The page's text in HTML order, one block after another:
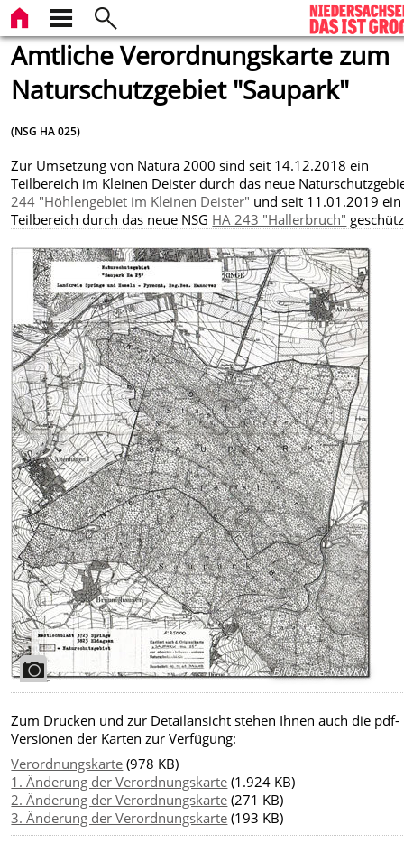
Amtliche Verordnungskarte zum
Naturschutzgebiet "Saupark"
(NSG HA 025)
Zur Umsetzung von Natura 2000 sind seit 14.12.2018 ein
Teilbereich im Kleinen Deister durch das neue
244 "Höhlengebiet im Kleinen Deister" und seit 11.01.2019 ein
Teilbereich durch das neue NSG HA 243 "Hallerbruch"
Bildrechte:NLWKN
Zum Drucken und zur Detailansicht stehen Ihnen auch die pdf-
Versionen der Karten zur Verfügung:
Verordnungskarte (978 KB)
1. Änderung der Verordnungskarte (1.924 KB)
2. Änderung der Verordnungskarte (271 KB)
3. Änderung der Verordnungskarte (193 KB)